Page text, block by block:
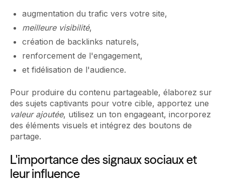
augmentation du trafic vers votre site,
meilleure visibilité,
création de backlinks naturels,
renforcement de l'engagement,
et fidélisation de l'audience.
Pour produire du contenu partageable, élaborez sur
des sujets captivants pour votre cible, apportez une
valeur ajoutée, utilisez un ton engageant, incorporez
des éléments visuels et intégrez des boutons de
partage.
L'importance des signaux sociaux et
leur influence